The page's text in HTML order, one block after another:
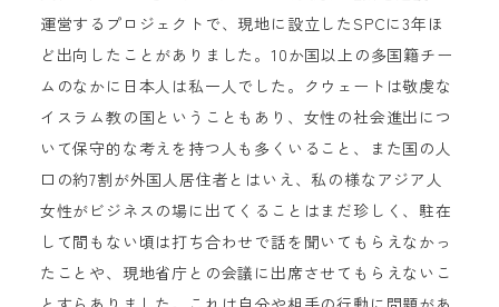
運営するプロジェクトで、現地に設立したSPCに3年ほ
ど出向したことがありました。10か国以上の多国籍チー
ムのなかに日本人は私一人でした。クウェートは敬虔な
イスラム教の国ということもあり、女性の社会進出につ
いて保守的な考えを持つ人も多くいること、また国の人
口の約7割が外国人居住者とはいえ、私の様なアジア人
女性がビジネスの場に出てくることはまだ珍しく、駐在
して間もない頃は打ち合わせで話を聞いてもらえなかっ
たことや、現地省庁との会議に出席させてもらえないこ